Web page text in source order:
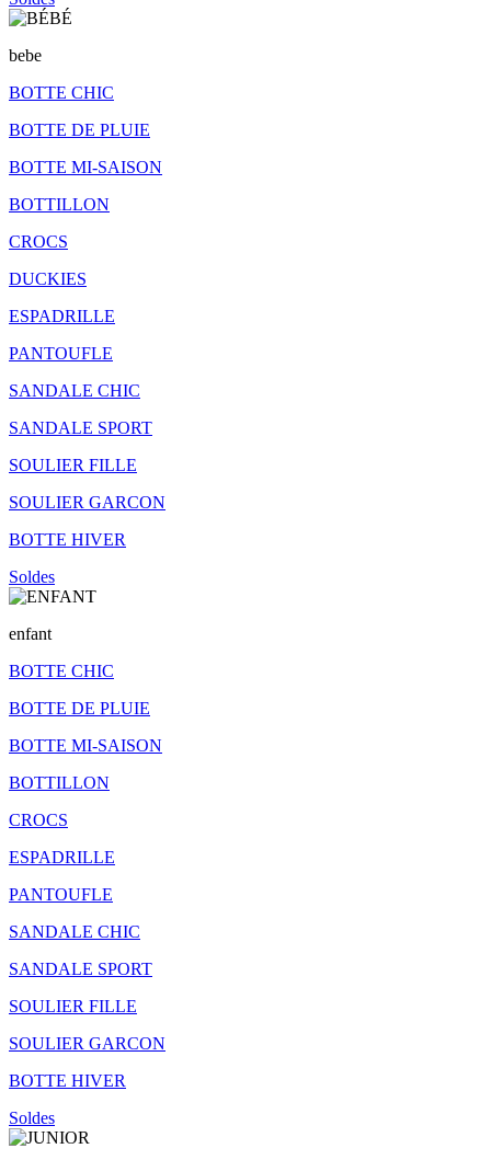
bebe
BOTTE CHIC
BOTTE DE PLUIE
BOTTE MI-SAISON
BOTTILLON
CROCS
DUCKIES
ESPADRILLE
PANTOUFLE
SANDALE CHIC
SANDALE SPORT
SOULIER FILLE
SOULIER GARCON
BOTTE HIVER
Soldes
enfant
BOTTE CHIC
BOTTE DE PLUIE
BOTTE MI-SAISON
BOTTILLON
CROCS
ESPADRILLE
PANTOUFLE
SANDALE CHIC
SANDALE SPORT
SOULIER FILLE
SOULIER GARCON
BOTTE HIVER
Soldes